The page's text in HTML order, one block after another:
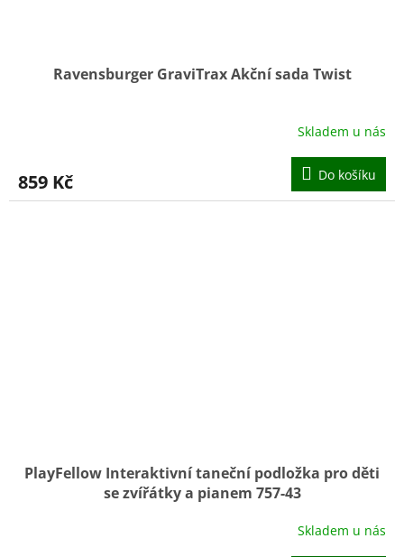
Ravensburger GraviTrax Akční sada Twist
Skladem u nás
859 Kč Do košíku
PlayFellow Interaktivní taneční podložka pro děti
se zvířátky a pianem 757-43
Skladem u nás